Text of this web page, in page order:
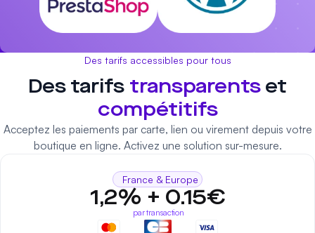
Des tarifs accessibles pour tous
Des tarifs transparents et
compétitifs
Acceptez les paiements par carte, lien ou virement depuis votre
boutique en ligne. Activez une solution sur-mesure.
France & Europe
1,2% + 0.15€
par transaction